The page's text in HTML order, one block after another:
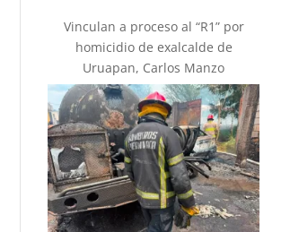
Vinculan a proceso al “R1” por
homicidio de exalcalde de
Uruapan, Carlos Manzo